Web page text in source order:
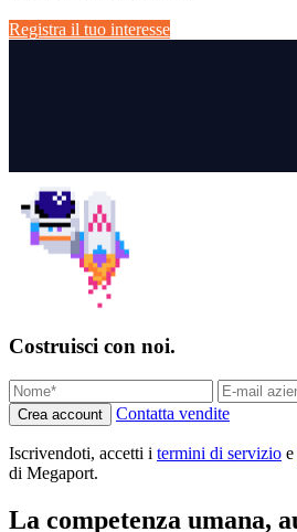
Registra il tuo interesse
Costruisci con noi.
Crea account Contatta vendite
Iscrivendoti, accetti i termini di servizio e
di Megaport.
La competenza umana,